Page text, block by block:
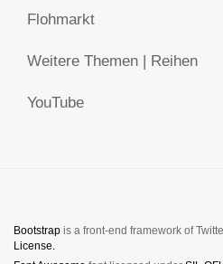
Flohmarkt
Weitere Themen | Reihen
YouTube
Bootstrap is a front-end framework of
License.